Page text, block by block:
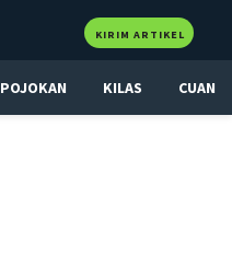
KIRIM ARTIKEL
POJOKAN KILAS CUAN